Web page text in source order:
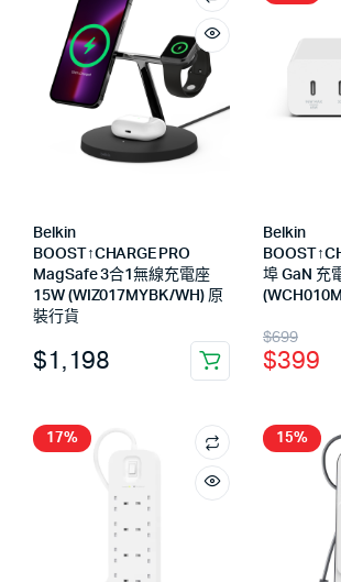
Belkin
BOOST↑CHARGE PRO
MagSafe 3合1無線充電座
15W (WIZ017MYBK/WH) 原
裝行貨
$1,198
Belkin
埠 GaN 充
$699
$399
17% 15%